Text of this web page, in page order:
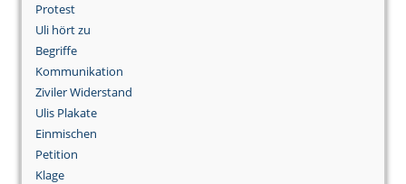
Protest
Uli hört zu
Begriffe
Kommunikation
Ziviler Widerstand
Ulis Plakate
Einmischen
Petition
Klage